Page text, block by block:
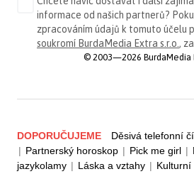
informace od našich partnerů?
zpracováním údajů k tomuto účelu
soukromí BurdaMedia Extra s.r.o.,
© 2003—2026 BurdaMedia
DOPORUČUJEME Děsivá telefonní
| Partnerský horoskop | Pick me girl |
jazykolamy | Láska a vztahy | Kulturní